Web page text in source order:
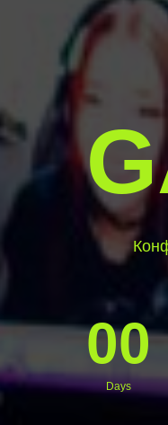
00
Days